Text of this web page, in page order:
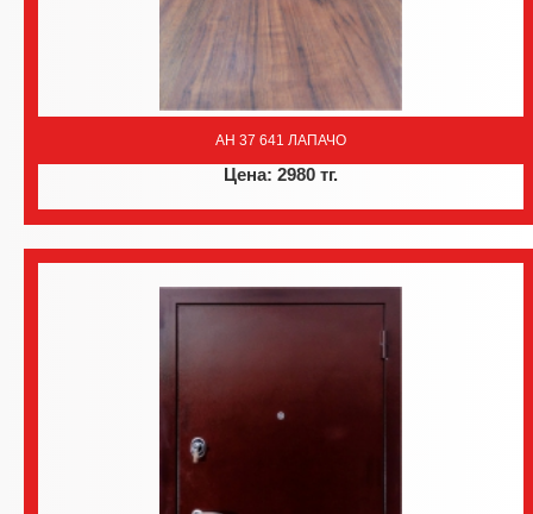
AH 37 641 ЛАПАЧО
Цена: 2980 тг.